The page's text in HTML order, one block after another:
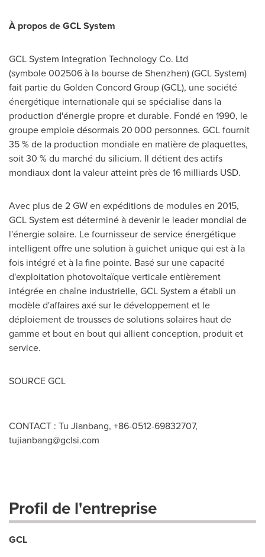
À propos de GCL System
GCL System Integration Technology Co. Ltd
(symbole 002506 à la bourse deShenzhen) (GCL System)
fait partie du Golden Concord Group (GCL), une société
énergétique internationale qui se spécialise dans la
production d'énergie propre et durable. Fondé en 1990, le
groupe emploie désormais 20 000 personnes. GCL fournit
35 % de la production mondiale en matière de plaquettes,
soit 30 % du marché du silicium. Il détient des actifs
mondiaux dont la valeur atteint près de 16 milliards USD.
Avec plus de 2 GW en expéditions de modules en 2015,
GCL System est déterminé à devenir le leader mondial de
l'énergie solaire. Le fournisseur de service énergétique
intelligent offre une solution à guichet unique qui est à la
fois intégré et à la fine pointe. Basé sur une capacité
d'exploitation photovoltaïque verticale entièrement
intégrée en chaîne industrielle, GCL System a établi un
modèle d'affaires axé sur le développement et le
déploiement de trousses de solutions solaires haut de
gamme et bout en bout qui allient conception, produit et
service.
SOURCE GCL
CONTACT : Tu Jianbang, +86-0512-69832707,
tujianbang@gclsi.com
Profil de l'entreprise
GCL